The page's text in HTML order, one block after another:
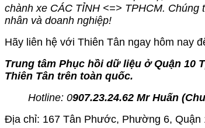
chành xe CÁC TỈNH <=> TPHCM.
nhân và doanh nghiệp!
Hãy liên hệ với Thiên Tân ngay hôm nay
Trung tâm Phục hồi dữ liệu ở Quận 10
Thiên Tân trên toàn quốc.
Hotline: 0907.23.24.62 Mr Huấn (
Địa chỉ: 167 Tân Phước, Phường 6, Quận